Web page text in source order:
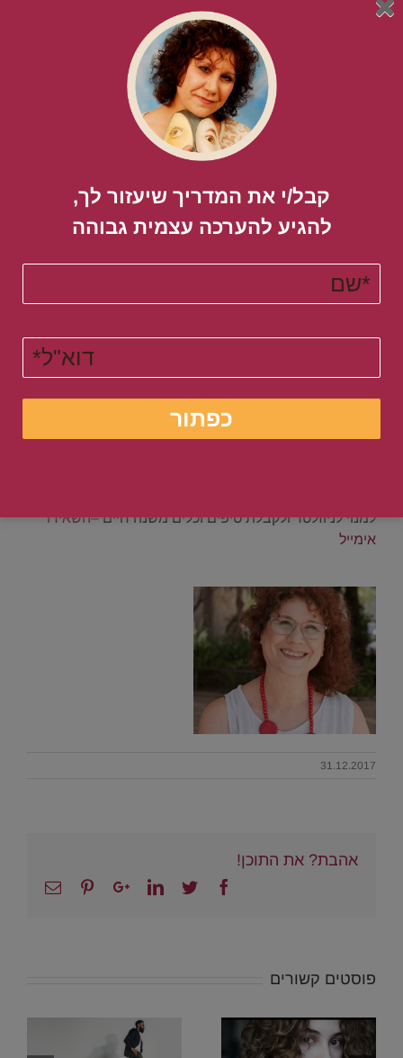
להמלצות לחצו כאן
מאחלת לכם אושר והצלחה ,שלכם אילנה
אשמח לשמוע מה דעתכם -איך אתם מתייחסים אל
רגשותיכם ומתמודדים איתם?
אם אהבתם את המאמר עשו עליו לייק ושתפו חברים, תודה
אילנה חיון-צדיק M.A |התחלות חדשות בחיים
פסיכותרפיסטית מומחית לתכנות תת המודע ולשחרור
מחרדות,
העצמי עם וותק של 30 שנה ועם הצלחות מוכחות בשטח
לטיפול צרו איתי קשר
או התקשרו/השאירו הודעה בווטסאפ 0545-798599
למנוי לניוזלטר ולקבלת טיפים וכלים משנה חיים–השאירו
אימייל
31.12.2017
אהבת? את התוכן!
Facebook
Twitter
Linkedin
Google+
Pinterest
Email
פוסטים קשורים
איך החשיבה
השלילית פוגעת
קבל/י את המדריך שיעזור לך,
להגיע להערכה עצמית גבוהה​